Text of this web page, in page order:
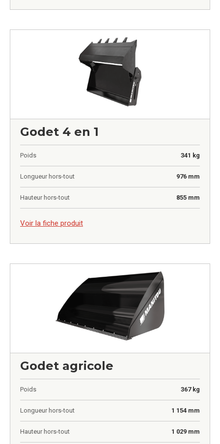
Godet 4 en 1
Poids 341 kg
Longueur hors-tout 976 mm
Hauteur hors-tout 855 mm
Voir la fiche produit
Godet agricole
Poids 367 kg
Longueur hors-tout 1 154 mm
Hauteur hors-tout 1 029 mm